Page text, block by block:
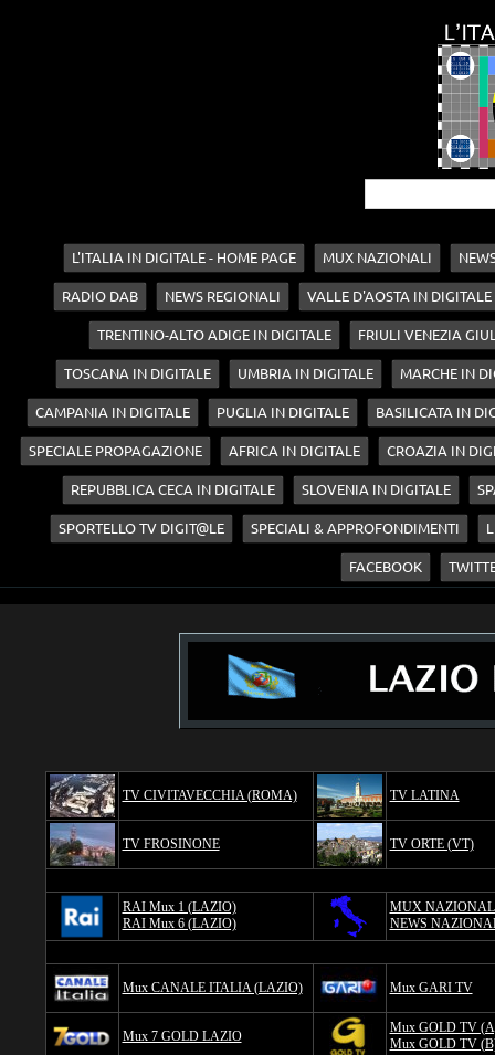
L'ITALIA IN DIGITALE - HOME PAGE MUX NAZIONALI
RADIO DAB NEWS REGIONALI VALLE D'AOSTA IN DIGITALE
TRENTINO-ALTO ADIGE IN DIGITALE FRIULI VENEZIA
TOSCANA IN DIGITALE UMBRIA IN DIGITALE MARCHE IN
CAMPANIA IN DIGITALE PUGLIA IN DIGITALE BASILICATA IN
SPECIALE PROPAGAZIONE AFRICA IN DIGITALE CROAZIA IN
REPUBBLICA CECA IN DIGITALE SLOVENIA IN DIGITALE
SPORTELLO TV DIGIT@LE SPECIALI & APPROFONDIMENTI
FACEBOOK
TV CIVITAVECCHIA (ROMA) TV LATINA
TV FROSINONE TV ORTE (VT)
RAI Mux 1 (LAZIO)
RAI Mux 6 (LAZIO)
MUX
NEWS
Mux CANALE ITALIA (LAZIO) Mux GARI TV
Mux 7 GOLD LAZIO
Mux GOLD TV
Mux GOLD TV